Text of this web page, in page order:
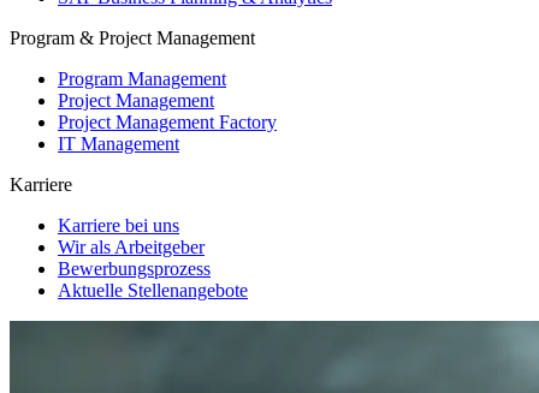
Program & Project Management
Program Management
Project Management
Project Management Factory
IT Management
Karriere
Karriere bei uns
Wir als Arbeitgeber
Bewerbungsprozess
Aktuelle Stellenangebote